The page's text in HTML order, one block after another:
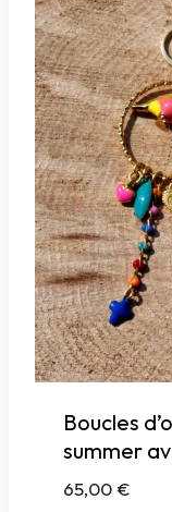
Boucles
summer
65,00€